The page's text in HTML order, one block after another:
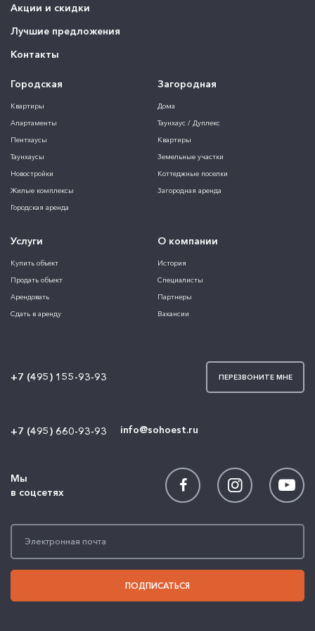
Акции и скидки
Лучшие предложения
Контакты
Городская
Квартиры
Апартаменты
Пентхаусы
Таунхаусы
Новостройки
Жилые комплексы
Городская аренда
Загородная
Дома
Таунхаус / Дуплекс
Квартиры
Земельные участки
Коттеджные поселки
Загородная аренда
Услуги
Купить объект
Продать объект
Арендовать
Сдать в аренду
О компании
История
Специалисты
Партнеры
Вакансии
+7 (495) 155-93-93 ПЕРЕЗВОНИТЕ МНЕ
+7 (495) 660-93-93 info@sohoest.ru
Мы
в соцсетях
ПОДПИСАТЬСЯ